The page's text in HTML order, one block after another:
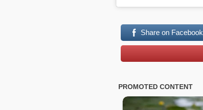
Share on Facebook